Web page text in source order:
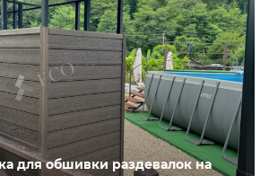
для обшивки раздевалок на